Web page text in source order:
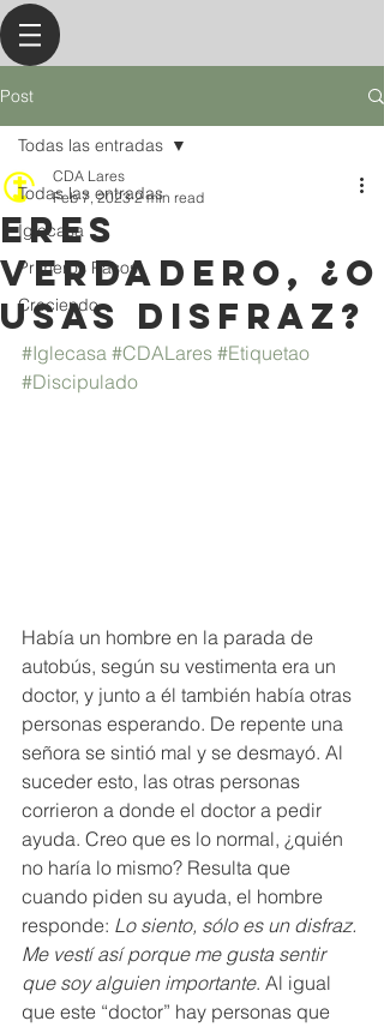
Post
Todas las entradas
Iglecasa
Primeros Pasos
Creciendo
Todas las entradas
Eres
Verdadero, ¿o
Usas Disfraz?
CDA Lares
Feb 7, 2023 2 min read
#Iglecasa #CDALares #Etiquetao
#Discipulado
Había un hombre en la parada de
autobús, según su vestimenta era un
doctor, y junto a él también había otras
personas esperando. De repente una
señora se sintió mal y se desmayó. Al
suceder esto, las otras personas
corrieron a donde el doctor a pedir
ayuda. Creo que es lo normal, ¿quién
no haría lo mismo? Resulta que
cuando piden su ayuda, el hombre
responde: Lo siento, sólo es un disfraz.
Me vestí así porque me gusta sentir
que soy alguien importante. Al igual
que este “doctor” hay personas que